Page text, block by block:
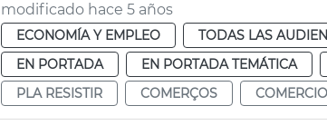
modificado hace 5 años
ECONOMÍA Y EMPLEO TODAS LAS
EN PORTADA
EN PORTADA TEMÁTICA
PLA RESISTIR
COMERÇOS